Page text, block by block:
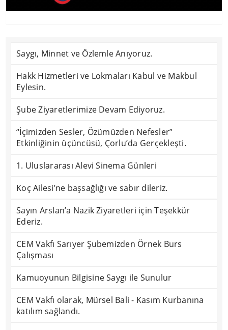
Saygı, Minnet ve Özlemle Anıyoruz.
Hakk Hizmetleri ve Lokmaları Kabul ve Makbul
Eylesin.
Şube Ziyaretlerimize Devam Ediyoruz.
“İçimizden Sesler, Özümüzden Nefesler”
Etkinliğinin üçüncüsü, Çorlu’da Gerçekleşti.
1. Uluslararası Alevi Sinema Günleri
Koç Ailesi’ne başsağlığı ve sabır dileriz.
Sayın Arslan’a Nazik Ziyaretleri için Teşekkür
Ederiz.
CEM Vakfı Sarıyer Şubemizden Örnek Burs
Çalışması
Kamuoyunun Bilgisine Saygı ile Sunulur
CEM Vakfı olarak, Mürsel Bali - Kasım Kurbanına
katılım sağlandı.